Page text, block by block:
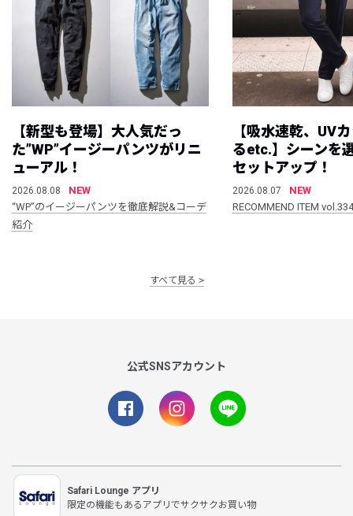
【新型も登場】大人気だっ
た”WP”イージーパンツがリニ
ューアル！
2026.08.08
NEW
“WP”のイージーパンツを徹底解説&コーデ
紹介
【吸水速乾、UV
るetc.】シーンを
セットアップ！
2026.08.07
NEW
RECOMMEND ITEM vol.334
すべて見る
公式SNSアカウント
Safari Lounge アプリ
限定の機能もあるアプリでサクサクお買い物